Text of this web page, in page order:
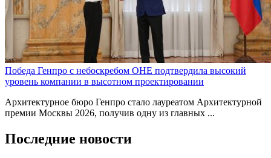
Победа Генпро с небоскребом ОНЕ подтвердила высокий
уровень компании в высотном проектировании
Архитектурное бюро Генпро стало лауреатом Архитектурной
премии Москвы 2026, получив одну из главных ...
Последние новости